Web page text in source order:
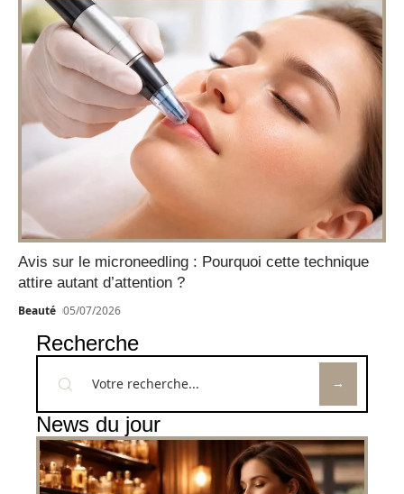
Avis sur le microneedling : Pourquoi cette technique
attire autant d’attention ?
Beauté 05/07/2026
Recherche
News du jour